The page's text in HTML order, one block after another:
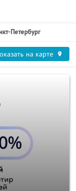
Петербург
на карте